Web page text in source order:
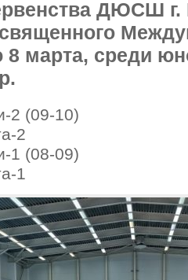
ДЮСШ г.
марта, среди
(09-10)
2
(08-09)
1